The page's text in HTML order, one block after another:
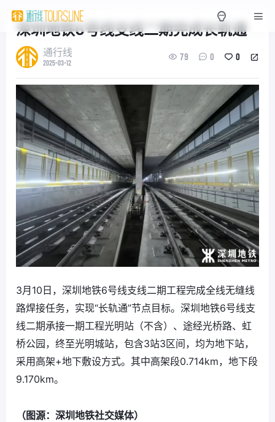
深圳地铁6号线支线二期完成长轨通
通行线
2025-03-12
79 0 0
3月10日，深圳地铁6号线支线二期工程完成全线无缝线
路焊接任务，实现“长轨通”节点目标。深圳地铁6号线支
线二期承接一期工程光明站（不含）、途经光桥路、虹
桥公园，终至光明城站，包含3站3区间，均为地下站，
采用高架+地下敷设方式。其中高架段0.714km，地下段
9.170km。
（图源：深圳地铁社交媒体）